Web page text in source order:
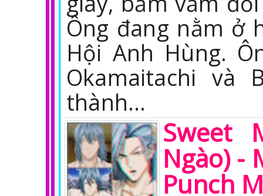
Ông đang nằm ở
Hội Anh Hùng.
Okamaitachi và
thành…
Sweet
Ngào) -
Punch